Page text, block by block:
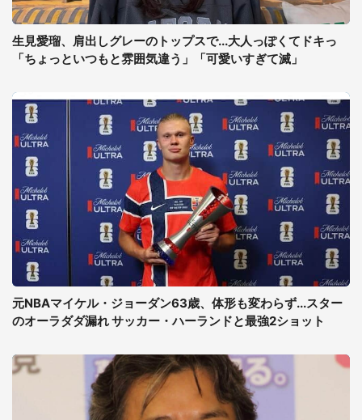
生見愛瑠、肩出しグレーのトップスで...大人っぽくてドキっ
「ちょっといつもと雰囲気違う」「可愛いすぎて滅」
元NBAマイケル・ジョーダン63歳、体形も変わらず...スター
のオーラダダ漏れ サッカー・ハーランドと最強2ショット